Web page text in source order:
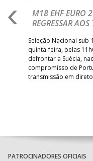
M18 EHF EURO
REGRESSAR
Seleção Nacional
quinta-feira, pelas
defrontar a Suécia,
compromisso de
transmissão em direto
PATROCINADORES OFICIAIS